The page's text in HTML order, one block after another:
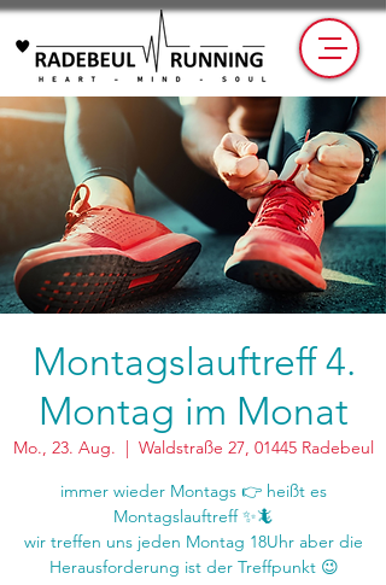
Montagslauftreff 4.
Montag im Monat
Mo., 23. Aug.
  |
Waldstraße 27, 01445 Radebeul
immer wieder Montags 👉 heißt es
Montagslauftreff ✨🦎
wir treffen uns jeden Montag 18Uhr aber die